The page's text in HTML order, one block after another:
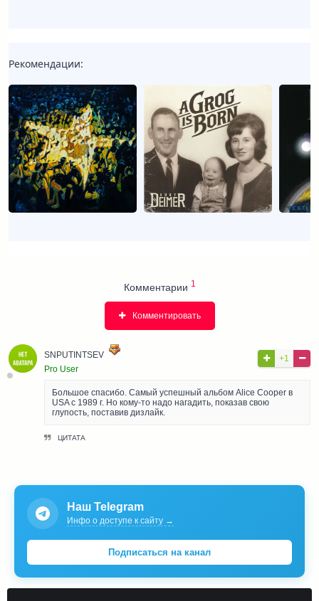
Рекомендации:
Комментарии 1
Комментировать
SNPUTINTSEV
Pro User
+1
Большое спасибо. Самый успешный альбом Alice Cooper в
USA с 1989 г. Но кому-то надо нагадить, показав свою
глупость, поставив дизлайк.
ЦИТАТА
Наш Telegram
Инфо о доступе к сайту →
Подписаться на канал